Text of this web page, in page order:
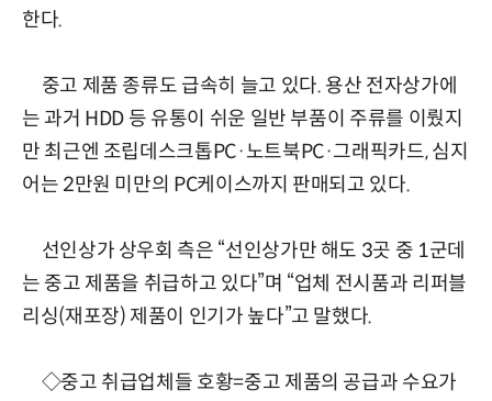
한다.
중고 제품 종류도 급속히 늘고 있다. 용산 전자상가에
는 과거 HDD 등 유통이 쉬운 일반 부품이 주류를 이뤘지
만 최근엔 조립데스크톱PC·노트북PC·그래픽카드, 심지
어는 2만원 미만의 PC케이스까지 판매되고 있다.
선인상가 상우회 측은 “선인상가만 해도 3곳 중 1군데
는 중고 제품을 취급하고 있다”며 “업체 전시품과 리퍼블
리싱(재포장) 제품이 인기가 높다”고 말했다.
◇중고 취급업체들 호황=중고 제품의 공급과 수요가